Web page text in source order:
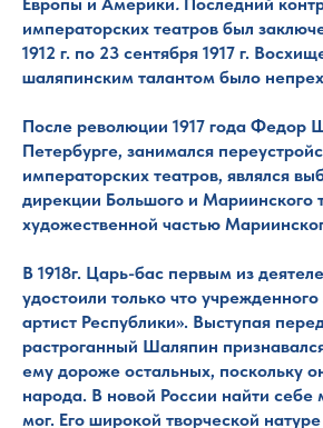
императорских театров был
1912 г. по 23 сентября 1917 г.
шаляпинским талантом было
После революции 1917 года Федор
Петербурге, занимался
императорских театров, являлся
дирекции Большого и Мариинского
художественной частью
В 1918г. Царь-бас первым из
удостоили только что
артист Республики». Выступая
растроганный Шаляпин
ему дороже остальных, поскольку
народа. В новой России найти себе
мог. Его широкой творческой